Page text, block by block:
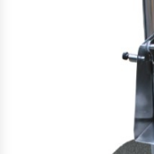
Calentadores De
Cámaras
Campanas Industriales